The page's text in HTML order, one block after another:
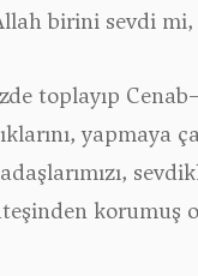
birini sevdi
toplayıp
korumuş